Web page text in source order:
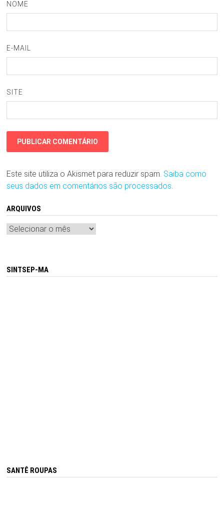
NOME
E-MAIL
SITE
Este site utiliza o Akismet para reduzir spam. Saiba como
seus dados em comentários são processados
ARQUIVOS
Arquivos
SINTSEP-MA
SANTÊ ROUPAS